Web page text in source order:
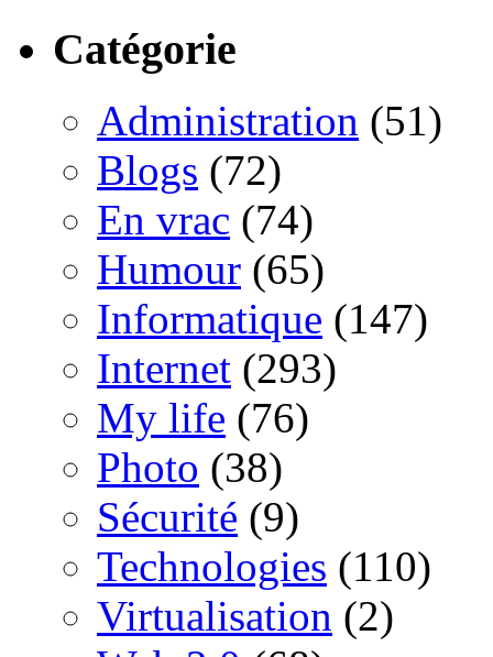
Catégorie
Administration (51)
Blogs (72)
En vrac (74)
Humour (65)
Informatique (147)
Internet (293)
My life (76)
Photo (38)
Sécurité (9)
Technologies (110)
Virtualisation (2)